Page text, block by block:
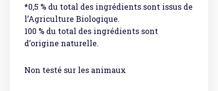
*0,5 % du total des ingrédients sont issus de
l’Agriculture Biologique.
100 % du total des ingrédients sont
d’origine naturelle.
Non testé sur les animaux